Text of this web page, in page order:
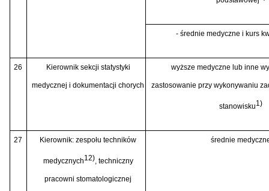
- średnie medyczne i kurs
26 Kierownik sekcji statystyki
medycznej i dokumentacji chorych
wyższe medyczne lub inne
zastosowanie przy wykonywaniu
stanowisku1)
27 Kierownik: zespołu techników
medycznych12), techniczny
pracowni stomatologicznej
średnie